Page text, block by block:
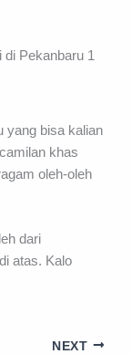
yang bisa kalian
khas
oleh-oleh
dari
atas. Kalo
NEXT